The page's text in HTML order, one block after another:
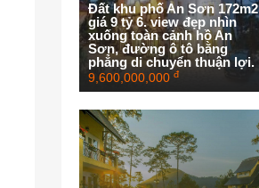
Đất khu phố An Sơn 172m2
giá 9 tỷ 6. view đẹp nhìn
xuống toàn cảnh hồ An
Sơn, đường ô tô bằng
phẳng di chuyển thuận lợi.
9,600,000,000 đ